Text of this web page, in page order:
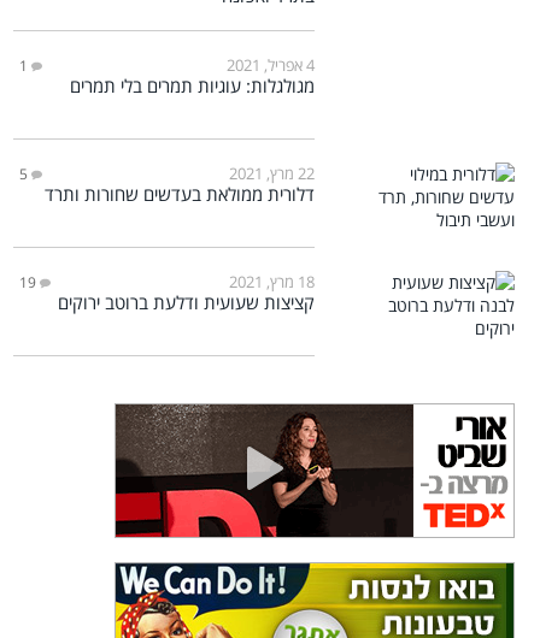
4 אפריל, 2021 1
מגולגלות: עוגיות תמרים בלי תמרים
22 מרץ, 2021 5
דלורית ממולאת בעדשים שחורות ותרד
18 מרץ, 2021 19
קציצות שעועית ודלעת ברוטב ירוקים